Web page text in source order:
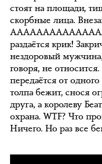
стоят на площади,
скорбные лица.
раздаётся крик!
нездоровый
говоря, не
передаётся от
толпа бежит, снося
друга, а королеву
охрана. WTF? Что
Ничего. Но раз все